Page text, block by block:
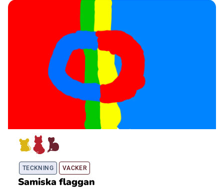
TECKNING VACKER
Samiska flaggan